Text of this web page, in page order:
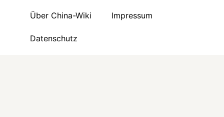
Über China-Wiki Impressum
Datenschutz